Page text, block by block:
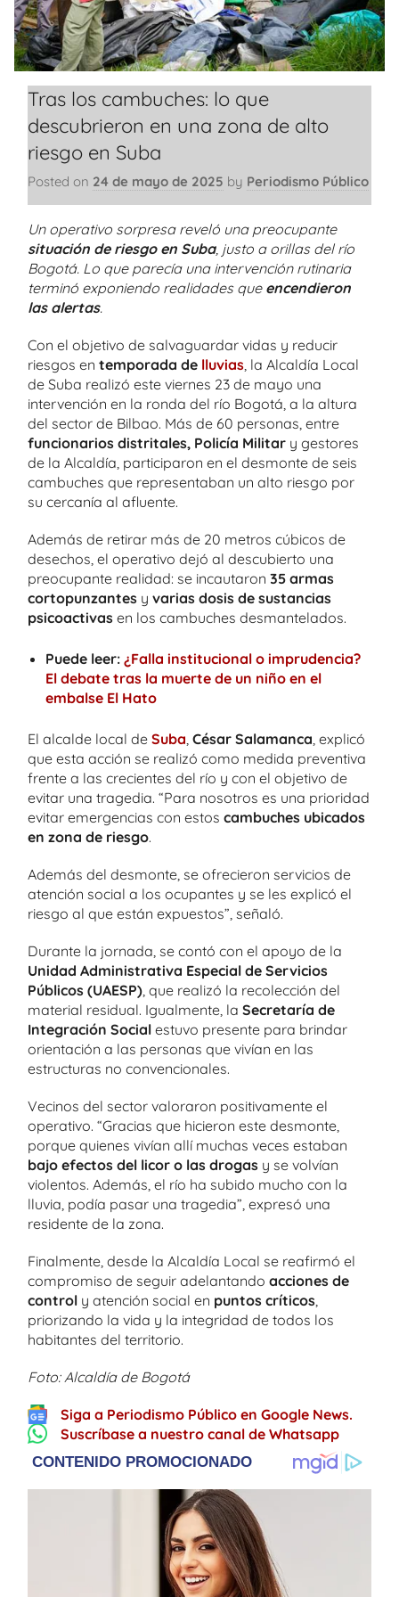
Tras los cambuches: lo que
descubrieron en una zona de alto
riesgo en Suba
Posted on 24 de mayo de 2025 by Periodismo Público
Un operativo sorpresa reveló una preocupante
situación de riesgo en Suba, justo a orillas del río
Bogotá. Lo que parecía una intervención rutinaria
terminó exponiendo realidades que encendieron
las alertas.
Con el objetivo de salvaguardar vidas y reducir
riesgos en temporada de lluvias , la Alcaldía Local
de Suba realizó este viernes 23 de mayo una
intervención en la ronda del río Bogotá, a la altura
del sector de Bilbao. Más de 60 personas, entre
funcionarios distritales, Policía Militar y gestores
de la Alcaldía, participaron en el desmonte de seis
cambuches que representaban un alto riesgo por
su cercanía al afluente.
Además de retirar más de 20 metros cúbicos de
desechos, el operativo dejó al descubierto una
preocupante realidad: se incautaron 35 armas
cortopunzantes y varias dosis de sustancias
psicoactivas en los cambuches desmantelados.
Puede leer: ¿Falla institucional o imprudencia?
El debate tras la muerte de un niño en el
embalse El Hato
El alcalde local de Suba César Salamanca , explicó
que esta acción se realizó como medida preventiva
frente a las crecientes del río y con el objetivo de
evitar una tragedia. “Para nosotros es una prioridad
evitar emergencias con estos cambuches ubicados
en zona de riesgo.
Además del desmonte, se ofrecieron servicios de
atención social a los ocupantes y se les explicó el
riesgo al que están expuestos”, señaló.
Durante la jornada, se contó con el apoyo de la
Unidad Administrativa Especial de Servicios
Públicos (UAESP) , que realizó la recolección del
material residual. Igualmente, la Secretaría de
Integración Social estuvo presente para brindar
orientación a las personas que vivían en las
estructuras no convencionales.
Vecinos del sector valoraron positivamente el
operativo. “Gracias que hicieron este desmonte,
porque quienes vivían allí muchas veces estaban
bajo efectos del licor o las drogas y se volvían
violentos. Además, el río ha subido mucho con la
lluvia, podía pasar una tragedia”, expresó una
residente de la zona.
Finalmente, desde la Alcaldía Local se reafirmó el
compromiso de seguir adelantando acciones de
control y atención social en puntos críticos
priorizando la vida y la integridad de todos los
habitantes del territorio.
Foto: Alcaldía de Bogotá
Siga a Periodismo Público en Google News.
Suscríbase a nuestro canal de Whatsapp